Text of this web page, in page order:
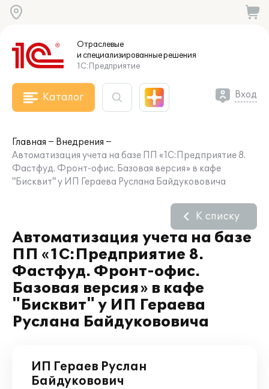
Отраслевые
и специализированныерешения
1С:Предприятие
Каталог Вход
Главная
Внедрения
Автоматизация учета на базе ПП «1С:Предприятие 8.
Фастфуд. Фронт-офис. Базовая версия» в кафе
"Бисквит" у ИП Гераева Руслана Байдукововича
Автоматизация учета на базе
ПП «1С:Предприятие 8.
Фастфуд. Фронт-офис.
Базовая версия» в кафе
"Бисквит" у ИП Гераева
Руслана Байдукововича
К списку
ИП Гераев Руслан
Байдуковович